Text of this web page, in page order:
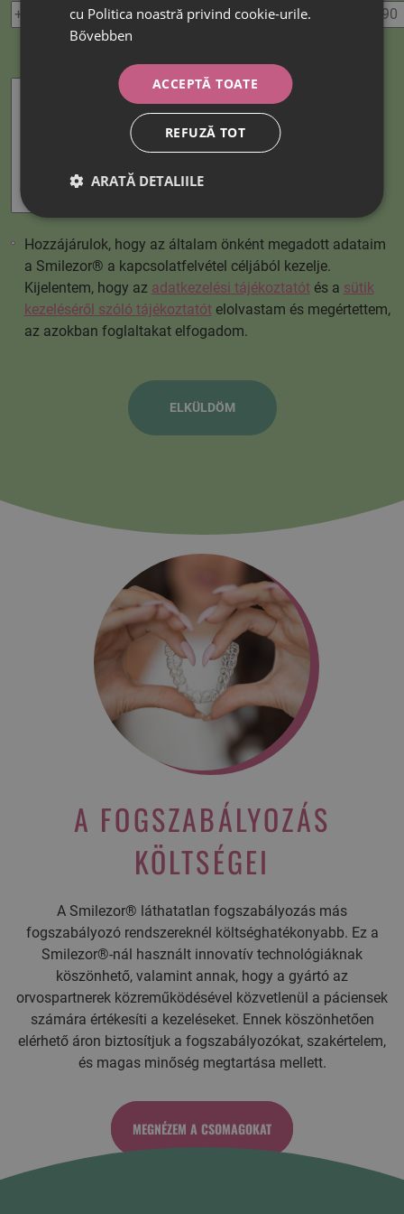
Hozzájárulok, hogy az általam önként megadott adataim
a Smilezor® a kapcsolatfelvétel céljából kezelje.
Kijelentem, hogy az adatkezelési tájékoztatótés a sütik
kezeléséről szóló tájékoztatótelolvastam és megértettem,
az azokban foglaltakat elfogadom.
A FOGSZABÁLYOZÁS
KÖLTSÉGEI
A Smilezor® láthatatlan fogszabályozás más
fogszabályozó rendszereknél költséghatékonyabb. Ez a
Smilezor®-nál használt innovatív technológiáknak
köszönhető, valamint annak, hogy a gyártó az
orvospartnerek közreműködésével közvetlenül a páciensek
számára értékesíti a kezeléseket. Ennek köszönhetően
elérhető áron biztosítjuk a fogszabályozókat, szakértelem,
és magas minőség megtartása mellett.
MEGNÉZEM A CSOMAGOKAT
cu Politica noastră privind cookie-urile.
Bővebben
ACCEPTĂ TOATE
REFUZĂ TOT
ARATĂ DETALIILE